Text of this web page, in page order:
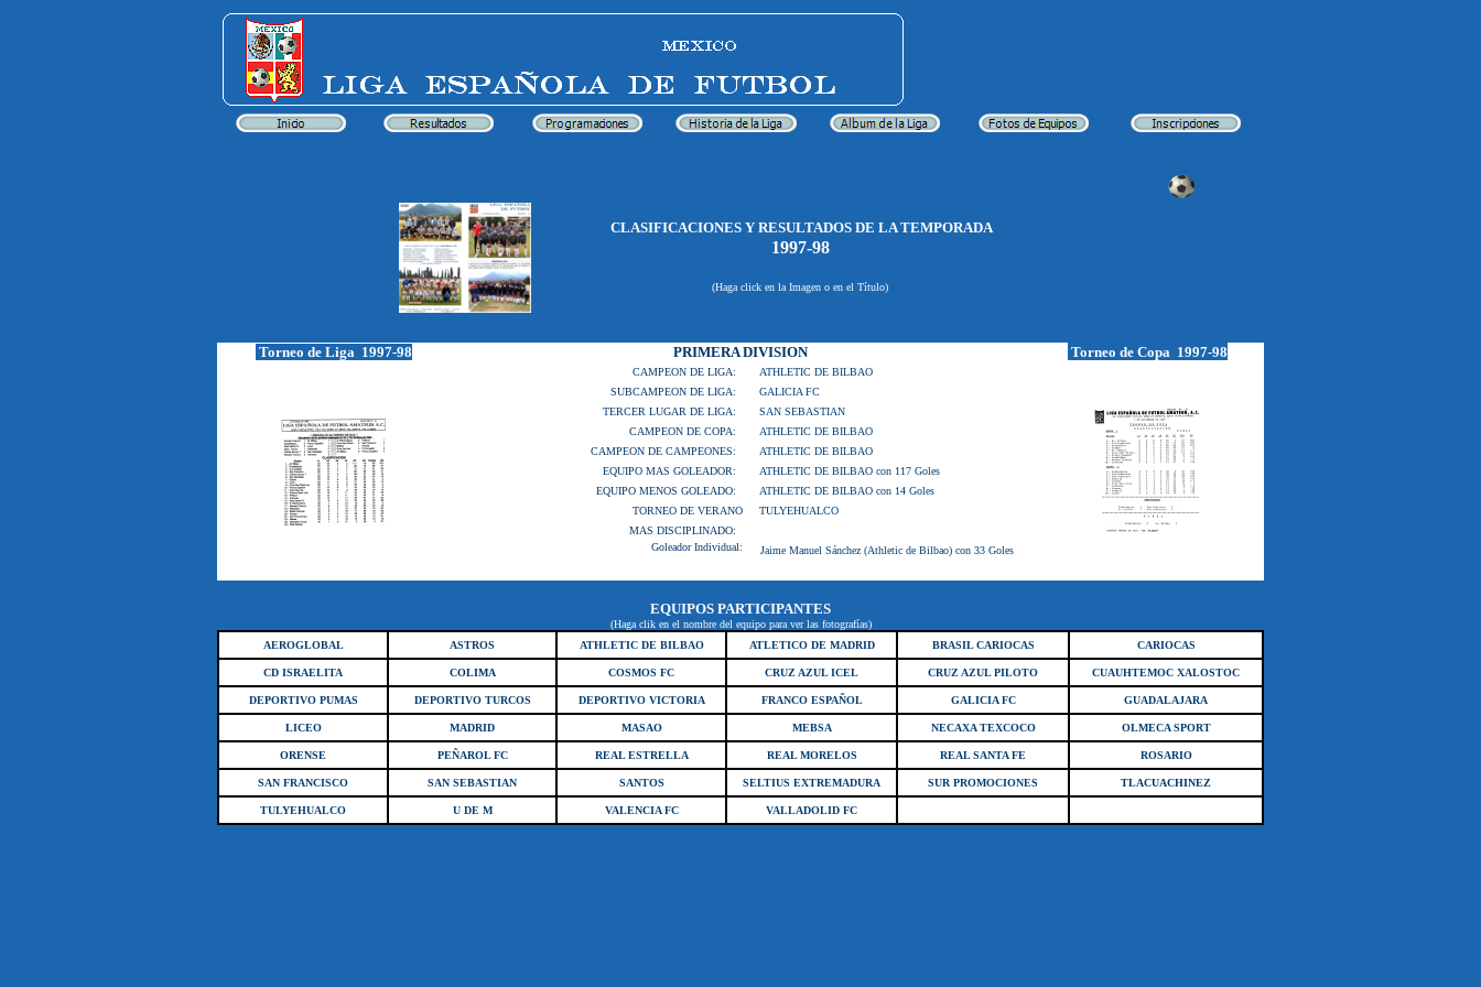
CLASIFICACIONES Y RESULTADOS DE LA TEMPORADA
1997-98
(Haga click en la Imagen o en el Título)
Torneo de Liga 1997-98 PRIMERA DIVISION Torneo de Copa 1997-98
CAMPEON DE LIGA:
ATHLETIC DE BILBAO
SUBCAMPEON DE LIGA:
GALICIA FC
TERCER LUGAR DE LIGA:
SAN SEBASTIAN
CAMPEON DE COPA:
ATHLETIC DE BILBAO
CAMPEON DE CAMPEONES:
ATHLETIC DE BILBAO
EQUIPO MAS GOLEADOR:
ATHLETIC DE BILBAO con 117 Goles
EQUIPO MENOS GOLEADO:
ATHLETIC DE BILBAO con 14 Goles
TORNEO DE VERANO
TULYEHUALCO
MAS DISCIPLINADO:
Goleador Individual:
Jaime Manuel Sánchez (Athletic de Bilbao) con 33 Goles
EQUIPOS PARTICIPANTES
(Haga clik en el nombre del equipo para ver las fotografías)
AEROGLOBAL
ASTROS ATHLETIC DE BILBAO ATLETICO DE MADRID BRASIL CARIOCAS CARIOCAS
CD ISRAELITA COLIMA COSMOS FC CRUZ AZUL ICEL CRUZ AZUL PILOTO CUAUHTEMOC XALOSTOC
DEPORTIVO PUMAS DEPORTIVO TURCOS DEPORTIVO VICTORIA FRANCO ESPAÑOL GALICIA FC GUADALAJARA
LICEO MADRID MASAO MEBSA NECAXA TEXCOCO OLMECA SPORT
ORENSE PEÑAROL FC REAL ESTRELLA REAL MORELOS REAL SANTA FE ROSARIO
SAN FRANCISCO SAN SEBASTIAN SANTOS SELTIUS EXTREMADURA SUR PROMOCIONES TLACUACHINEZ
TULYEHUALCO U DE M VALENCIA FC VALLADOLID FC